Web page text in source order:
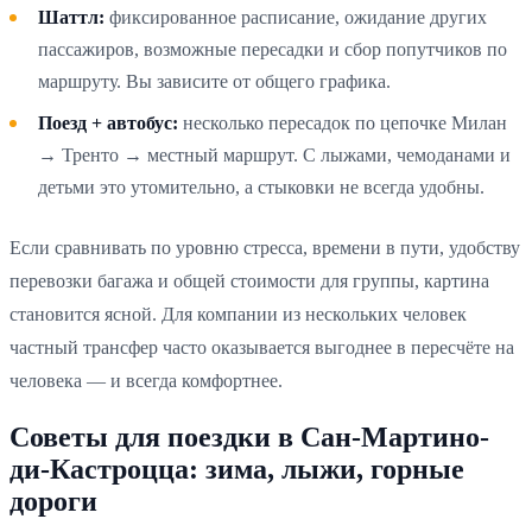
Шаттл: фиксированное расписание, ожидание других
пассажиров, возможные пересадки и сбор попутчиков по
маршруту. Вы зависите от общего графика.
Поезд + автобус: несколько пересадок по цепочке Милан
→ Тренто → местный маршрут. С лыжами, чемоданами и
детьми это утомительно, а стыковки не всегда удобны.
Если сравнивать по уровню стресса, времени в пути, удобству
перевозки багажа и общей стоимости для группы, картина
становится ясной. Для компании из нескольких человек
частный трансфер часто оказывается выгоднее в пересчёте на
человека — и всегда комфортнее.
Советы для поездки в Сан-Мартино-
ди-Кастроцца: зима, лыжи, горные
дороги